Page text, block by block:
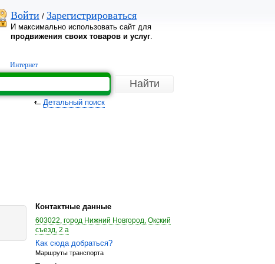
Войти / Зарегистрироваться
И максимально использовать сайт для
продвижения своих товаров и услуг.
Интернет
Детальный поиск
Контактные данные
603022, город Нижний Новгород, Окский
съезд, 2 а
Как сюда добраться?
Маршруты транспорта